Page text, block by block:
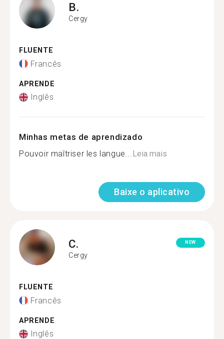
B.
Cergy
FLUENTE
Francês
APRENDE
Inglês
Minhas metas de aprendizado
Pouvoir maîtriser les langue...Leia mais
Baixe o aplicativo
C.
Cergy
NEW
FLUENTE
Francês
APRENDE
Inglês